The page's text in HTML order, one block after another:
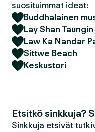
suosituimmat ideat:
Buddhalainen
Lay Shan
Law Ka Nandar
Sittwe Beach
Keskustori
Etsitkö sinkkuja?
Sinkkuja etsivät